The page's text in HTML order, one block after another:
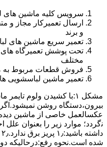
سرویس کلیه ماشین های
ارسال تعمیرکار مجاز
و برند
تعمیر سریع ماشین های
تحت پوشش تعمیرگاه
مختلف
فروش قطعات مربوط به
تعمیر ماشین لباسشویی
مشکل ۱:ﺑﺎ ﮐﺸﯿﺪن وﻟﻮم
ﺑﯿﺮون،دستگاه روﺷﻦ
عکسالعمل ﺧﺎﺻﯽ از ﻣﺎﺷﯿﻦ
ﻧگردد؛ موارد زیر را بعنوان
ﺷﺪه است.نحوه رفع:درحالیکه